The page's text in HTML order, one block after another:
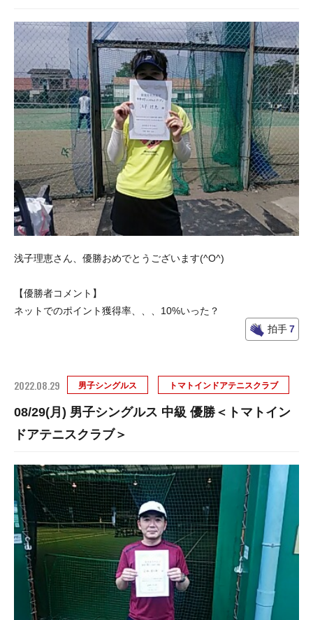
浅子理恵さん、優勝おめでとうございます(^O^)
【優勝者コメント】
ネットでのポイント獲得率、、、10%いった？
拍手7
2022.08.29 男子シングルス トマトインドアテニスクラブ
08/29(月) 男子シングルス 中級 優勝＜トマトイン
ドアテニスクラブ＞